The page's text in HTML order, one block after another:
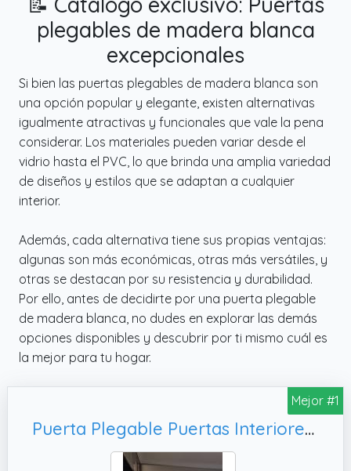
plegables de madera blanca
excepcionales
Si bien las puertas plegables de madera blanca son
una opción popular y elegante, existen alternativas
igualmente atractivas y funcionales que vale la pena
considerar. Los materiales pueden variar desde el
vidrio hasta el PVC, lo que brinda una amplia variedad
de diseños y estilos que se adaptan a cualquier
interior.
Además, cada alternativa tiene sus propias ventajas:
algunas son más económicas, otras más versátiles, y
otras se destacan por su resistencia y durabilidad.
Por ello, antes de decidirte por una puerta plegable
de madera blanca, no dudes en explorar las demás
opciones disponibles y descubrir por ti mismo cuál es
la mejor para tu hogar.
Mejor #1
Puerta Plegable Puertas Interiores Plegables de Madera Blanca para Cocina, Puertas Divisorias de Ambientes con Entrada Extra A